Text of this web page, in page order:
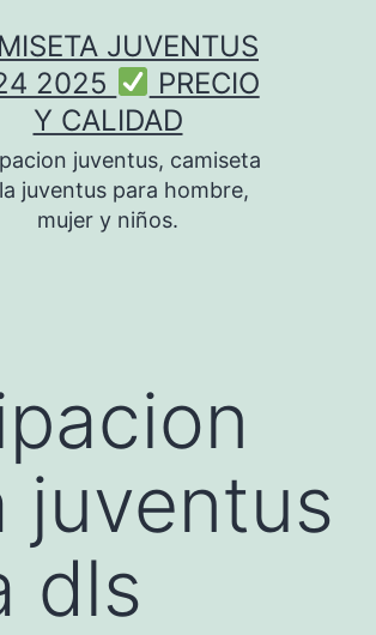
JUVENTUS
2025
PRECIO
Y CALIDAD
juventus, camiseta
juventus para hombre,
mujer y niños.
juventus
dls